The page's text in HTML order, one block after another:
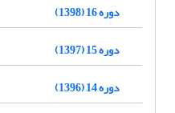
دوره 16 (1398)
دوره 15 (1397)
دوره 14 (1396)